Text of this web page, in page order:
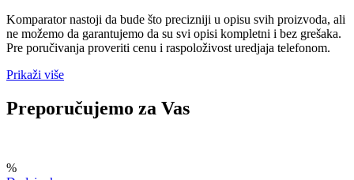
Komparator nastoji da bude što precizniji u opisu svih proizvoda, ali
ne možemo da garantujemo da su svi opisi kompletni i bez grešaka.
Pre poručivanja proveriti cenu i raspoloživost uredjaja telefonom.
Prikaži više
Preporučujemo za Vas
%